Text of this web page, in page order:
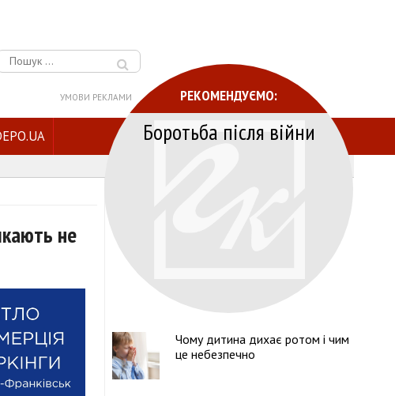
УМОВИ РЕКЛАМИ
не
РЕКОМЕНДУЄМО:
Боротьба після війни
Чому дитина дихає ротом і чим
це небезпечно